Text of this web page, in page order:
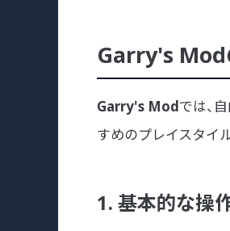
Garry's Mod
Garry's Modでは、
すめのプレイスタイ
1. 基本的な操